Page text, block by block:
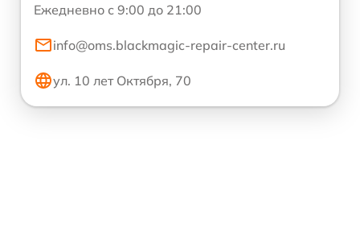
Ежедневно с 9:00 до 21:00
info@oms.blackmagic-repair-center.ru
ул. 10 лет Октября, 70